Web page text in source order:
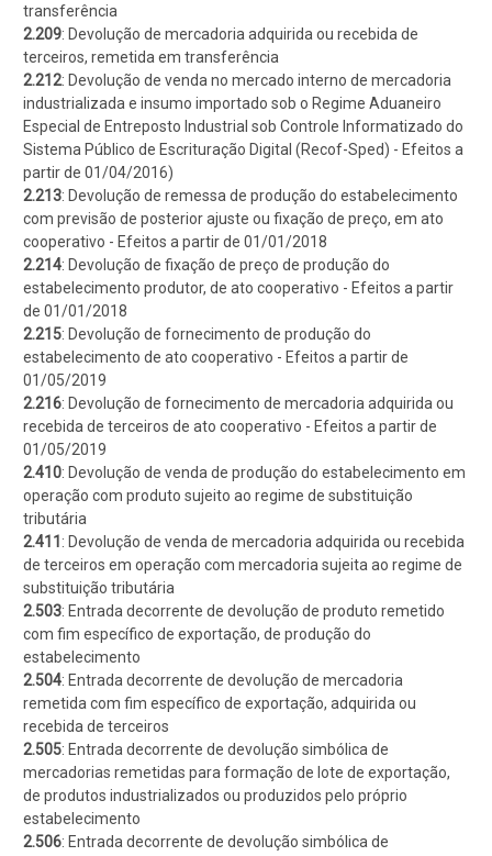
transferência
2.209: Devolução de mercadoria adquirida ou recebida de
terceiros, remetida em transferência
2.212: Devolução de venda no mercado interno de mercadoria
industrializada e insumo importado sob o Regime Aduaneiro
Especial de Entreposto Industrial sob Controle Informatizado do
Sistema Público de Escrituração Digital (Recof-Sped) - Efeitos a
partir de 01/04/2016)
2.213: Devolução de remessa de produção do estabelecimento
com previsão de posterior ajuste ou fixação de preço, em ato
cooperativo - Efeitos a partir de 01/01/2018
2.214: Devolução de fixação de preço de produção do
estabelecimento produtor, de ato cooperativo - Efeitos a partir
de 01/01/2018
2.215: Devolução de fornecimento de produção do
estabelecimento de ato cooperativo - Efeitos a partir de
01/05/2019
2.216: Devolução de fornecimento de mercadoria adquirida ou
recebida de terceiros de ato cooperativo - Efeitos a partir de
01/05/2019
2.410: Devolução de venda de produção do estabelecimento em
operação com produto sujeito ao regime de substituição
tributária
2.411: Devolução de venda de mercadoria adquirida ou recebida
de terceiros em operação com mercadoria sujeita ao regime de
substituição tributária
2.503: Entrada decorrente de devolução de produto remetido
com fim específico de exportação, de produção do
estabelecimento
2.504: Entrada decorrente de devolução de mercadoria
remetida com fim específico de exportação, adquirida ou
recebida de terceiros
2.505: Entrada decorrente de devolução simbólica de
mercadorias remetidas para formação de lote de exportação,
de produtos industrializados ou produzidos pelo próprio
estabelecimento
2.506: Entrada decorrente de devolução simbólica de